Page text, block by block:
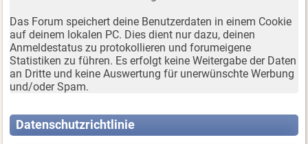
Das Forum speichert deine Benutzerdaten in einem Cookie
auf deinem lokalen PC. Dies dient nur dazu, deinen
Anmeldestatus zu protokollieren und forumeigene
Statistiken zu führen. Es erfolgt keine Weitergabe der Daten
an Dritte und keine Auswertung für unerwünschte Werbung
und/oder Spam.
Datenschutzrichtlinie